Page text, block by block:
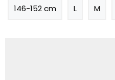
146-152 cm L M